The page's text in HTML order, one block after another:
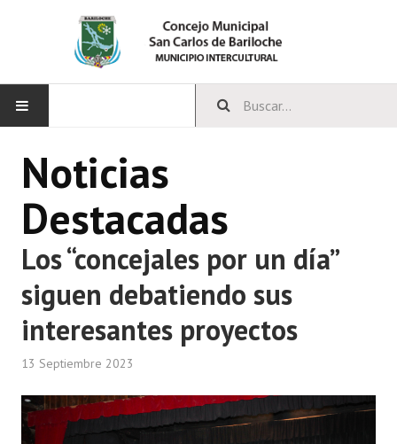
CONCEJO
Bloques Políticos
Integrantes del Concejo
Comisiones Permanentes
Comisiones Especiales
Programas
Noticias
Destacadas
Los “concejales por un día”
siguen debatiendo sus
interesantes proyectos
13 Septiembre 2023